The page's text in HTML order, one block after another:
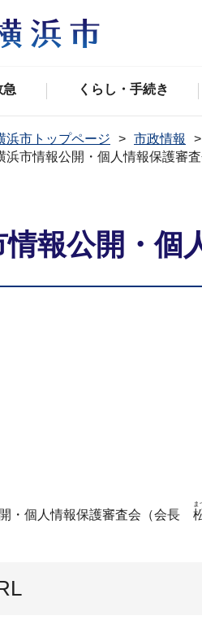
急 くらし・手続き
浜市トップページ 市政情報
浜市情報公開・個人情報保護審
情報公開・個
・個人情報保護審査会（会長
ま